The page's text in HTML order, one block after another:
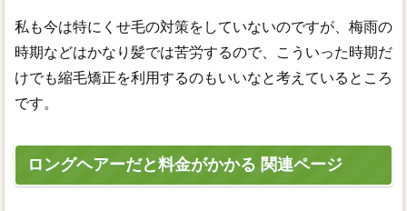
私も今は特にくせ毛の対策をしていないのですが、梅雨の
時期などはかなり髪では苦労するので、こういった時期だ
けでも縮毛矯正を利用するのもいいなと考えているところ
です。
ロングヘアーだと料金がかかる 関連ページ